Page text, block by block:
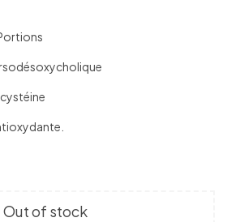
Out of stock